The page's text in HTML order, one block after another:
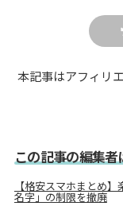
本記事はアフィリ
この記事の編集
【格安スマホまとめ
名字」の制限を撤廃